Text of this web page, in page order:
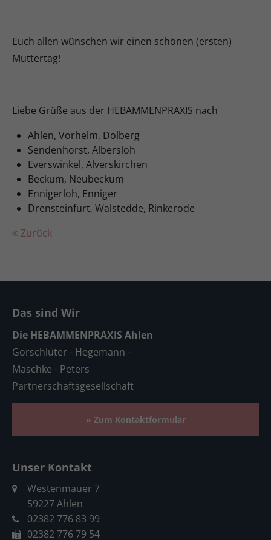
Euch allen wünschen wir einen schönen (ersten)
Muttertag!
Liebe Grüße aus der HEBAMMENPRAXIS nach
Ahlen, Vorhelm, Dolberg
Sendenhorst, Albersloh
Everswinkel, Alverskirchen
Beckum, Neubeckum
Ennigerloh, Enniger
Drensteinfurt, Walstedde, Rinkerode
Zurück
Das sind Wir
Die HEBAMMENPRAXIS Ahlen
Gorschlüter - Hegemann -
Maschke - Peters
Partnerschaftsgesellschaft
» Zum Kontaktformular
Unser Kontakt
Westenmauer 7
59227 Ahlen
02382 776 83 99
02382 776 79 54